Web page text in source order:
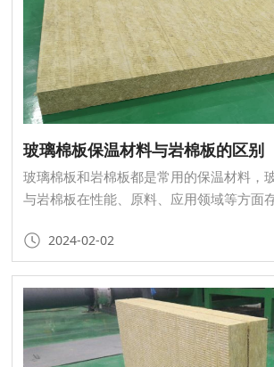
玻璃棉板保温材料与岩棉板的区别
2024-02-02
玻璃棉板和岩棉板都是常用的保温材料，
与岩棉板在性能、原料、应用领域等方面
热、吸音等方面都有广泛应用，可以满足
求。